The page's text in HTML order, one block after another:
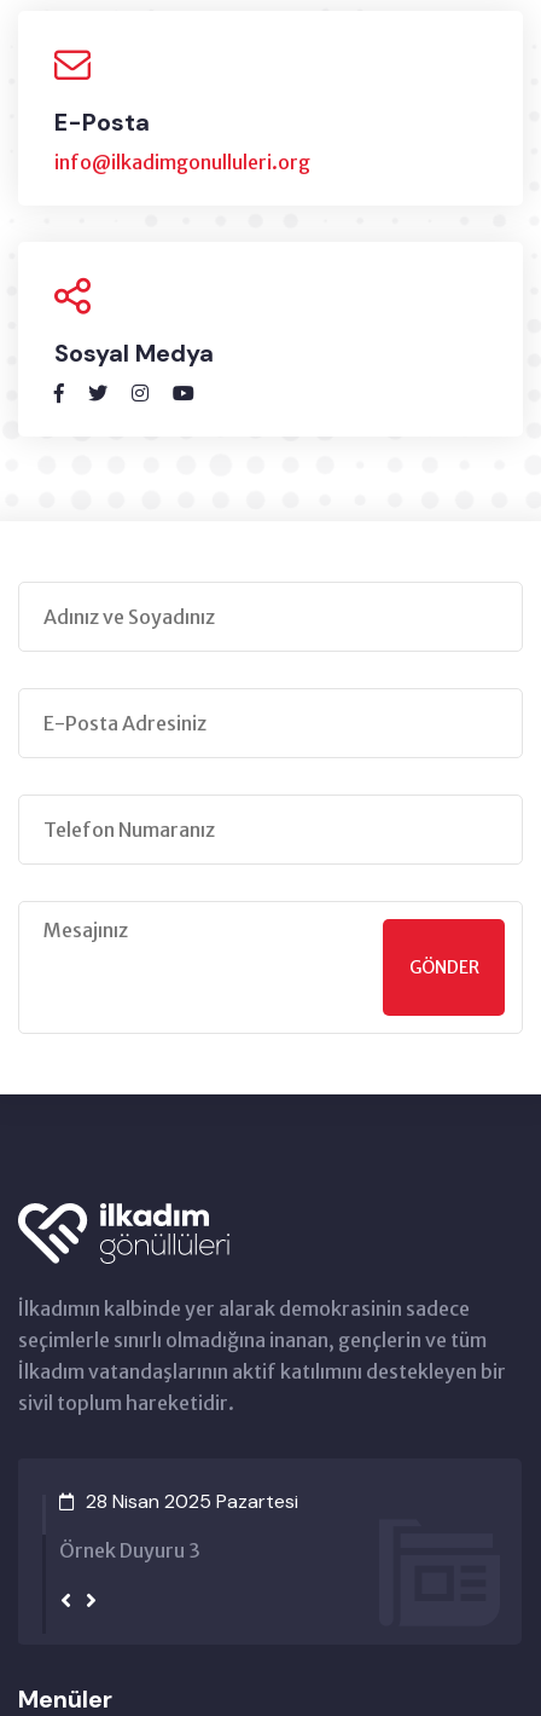
E-Posta
info@ilkadimgonulluleri.org
Sosyal Medya
GÖNDER
İlkadımın kalbinde yer alarak demokrasinin sadece
seçimlerle sınırlı olmadığına inanan, gençlerin ve tüm
İlkadım vatandaşlarının aktif katılımını destekleyen bir
sivil toplum hareketidir.
Nisan 2025 Pazartesi
Duyuru 3
Menüler